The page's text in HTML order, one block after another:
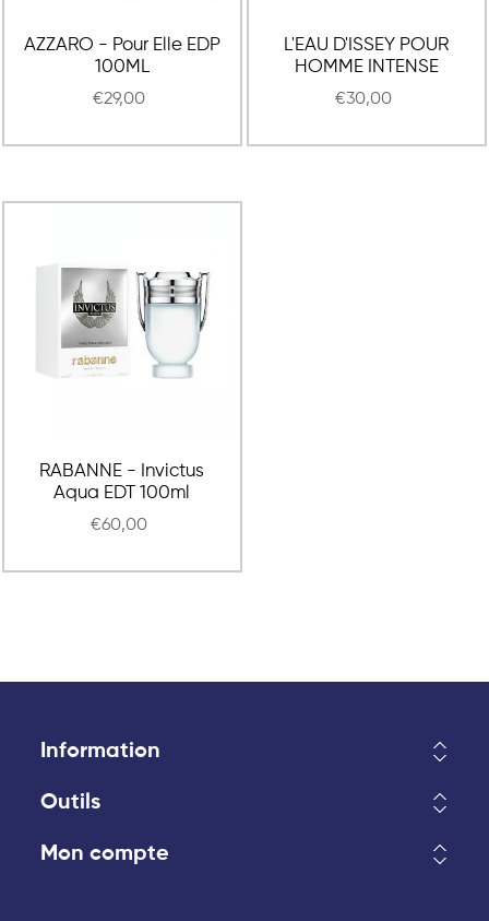
AZZARO - Pour Elle EDP
100ML
€29,00
L'EAU D'ISSEY POUR
HOMME INTENSE
€30,00
RABANNE - Invictus
Aqua EDT 100ml
€60,00
Information
Outils
Mon compte